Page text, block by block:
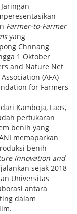
Farmer-to-Farmer
yang
Chnnang
1 Oktober
and Nature Net
(AFA)
for Farmers
Kamboja, Laos,
pertukaran
benih yang
memaparkan
benih
Innovation and
sejak 2018
Universitas
antara
dalam